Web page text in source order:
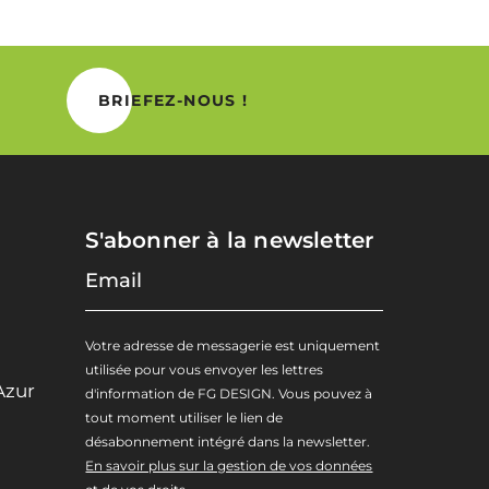
BRIEFEZ-NOUS !
S'abonner à la newsletter
Votre adresse de messagerie est uniquement
utilisée pour vous envoyer les lettres
d'information de FG DESIGN. Vous pouvez à
tout moment utiliser le lien de
désabonnement intégré dans la newsletter.
En savoir plus sur la gestion de vos données